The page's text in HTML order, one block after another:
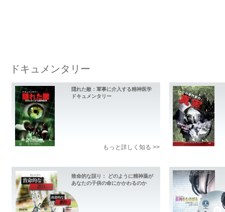
ドキュメンタリー
隠れた敵：軍事に介入する精神医学
ドキュメンタリー
もっと詳しく知る >>
致命的な誤り： どのように精神薬が
あなたの子供の命にかかわるのか